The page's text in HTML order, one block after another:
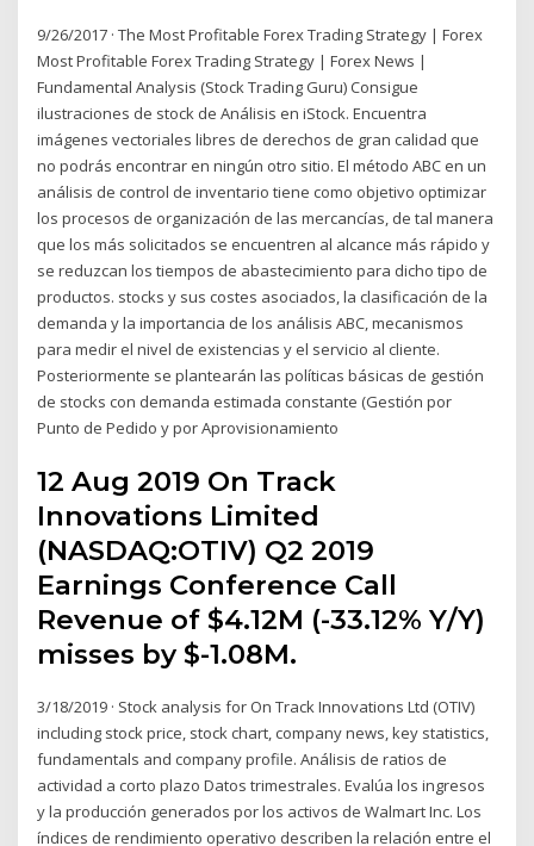
9/26/2017 · The Most Profitable Forex Trading Strategy | Forex
Most Profitable Forex Trading Strategy | Forex News |
Fundamental Analysis (Stock Trading Guru) Consigue
ilustraciones de stock de Análisis en iStock. Encuentra
imágenes vectoriales libres de derechos de gran calidad que
no podrás encontrar en ningún otro sitio. El método ABC en un
análisis de control de inventario tiene como objetivo optimizar
los procesos de organización de las mercancías, de tal manera
que los más solicitados se encuentren al alcance más rápido y
se reduzcan los tiempos de abastecimiento para dicho tipo de
productos. stocks y sus costes asociados, la clasificación de la
demanda y la importancia de los análisis ABC, mecanismos
para medir el nivel de existencias y el servicio al cliente.
Posteriormente se plantearán las políticas básicas de gestión
de stocks con demanda estimada constante (Gestión por
Punto de Pedido y por Aprovisionamiento
12 Aug 2019 On Track
Innovations Limited
(NASDAQ:OTIV) Q2 2019
Earnings Conference Call
Revenue of $4.12M (-33.12% Y/Y)
misses by $-1.08M.
3/18/2019 · Stock analysis for On Track Innovations Ltd (OTIV)
including stock price, stock chart, company news, key statistics,
fundamentals and company profile. Análisis de ratios de
actividad a corto plazo Datos trimestrales. Evalúa los ingresos
y la producción generados por los activos de Walmart Inc. Los
índices de rendimiento operativo describen la relación entre el